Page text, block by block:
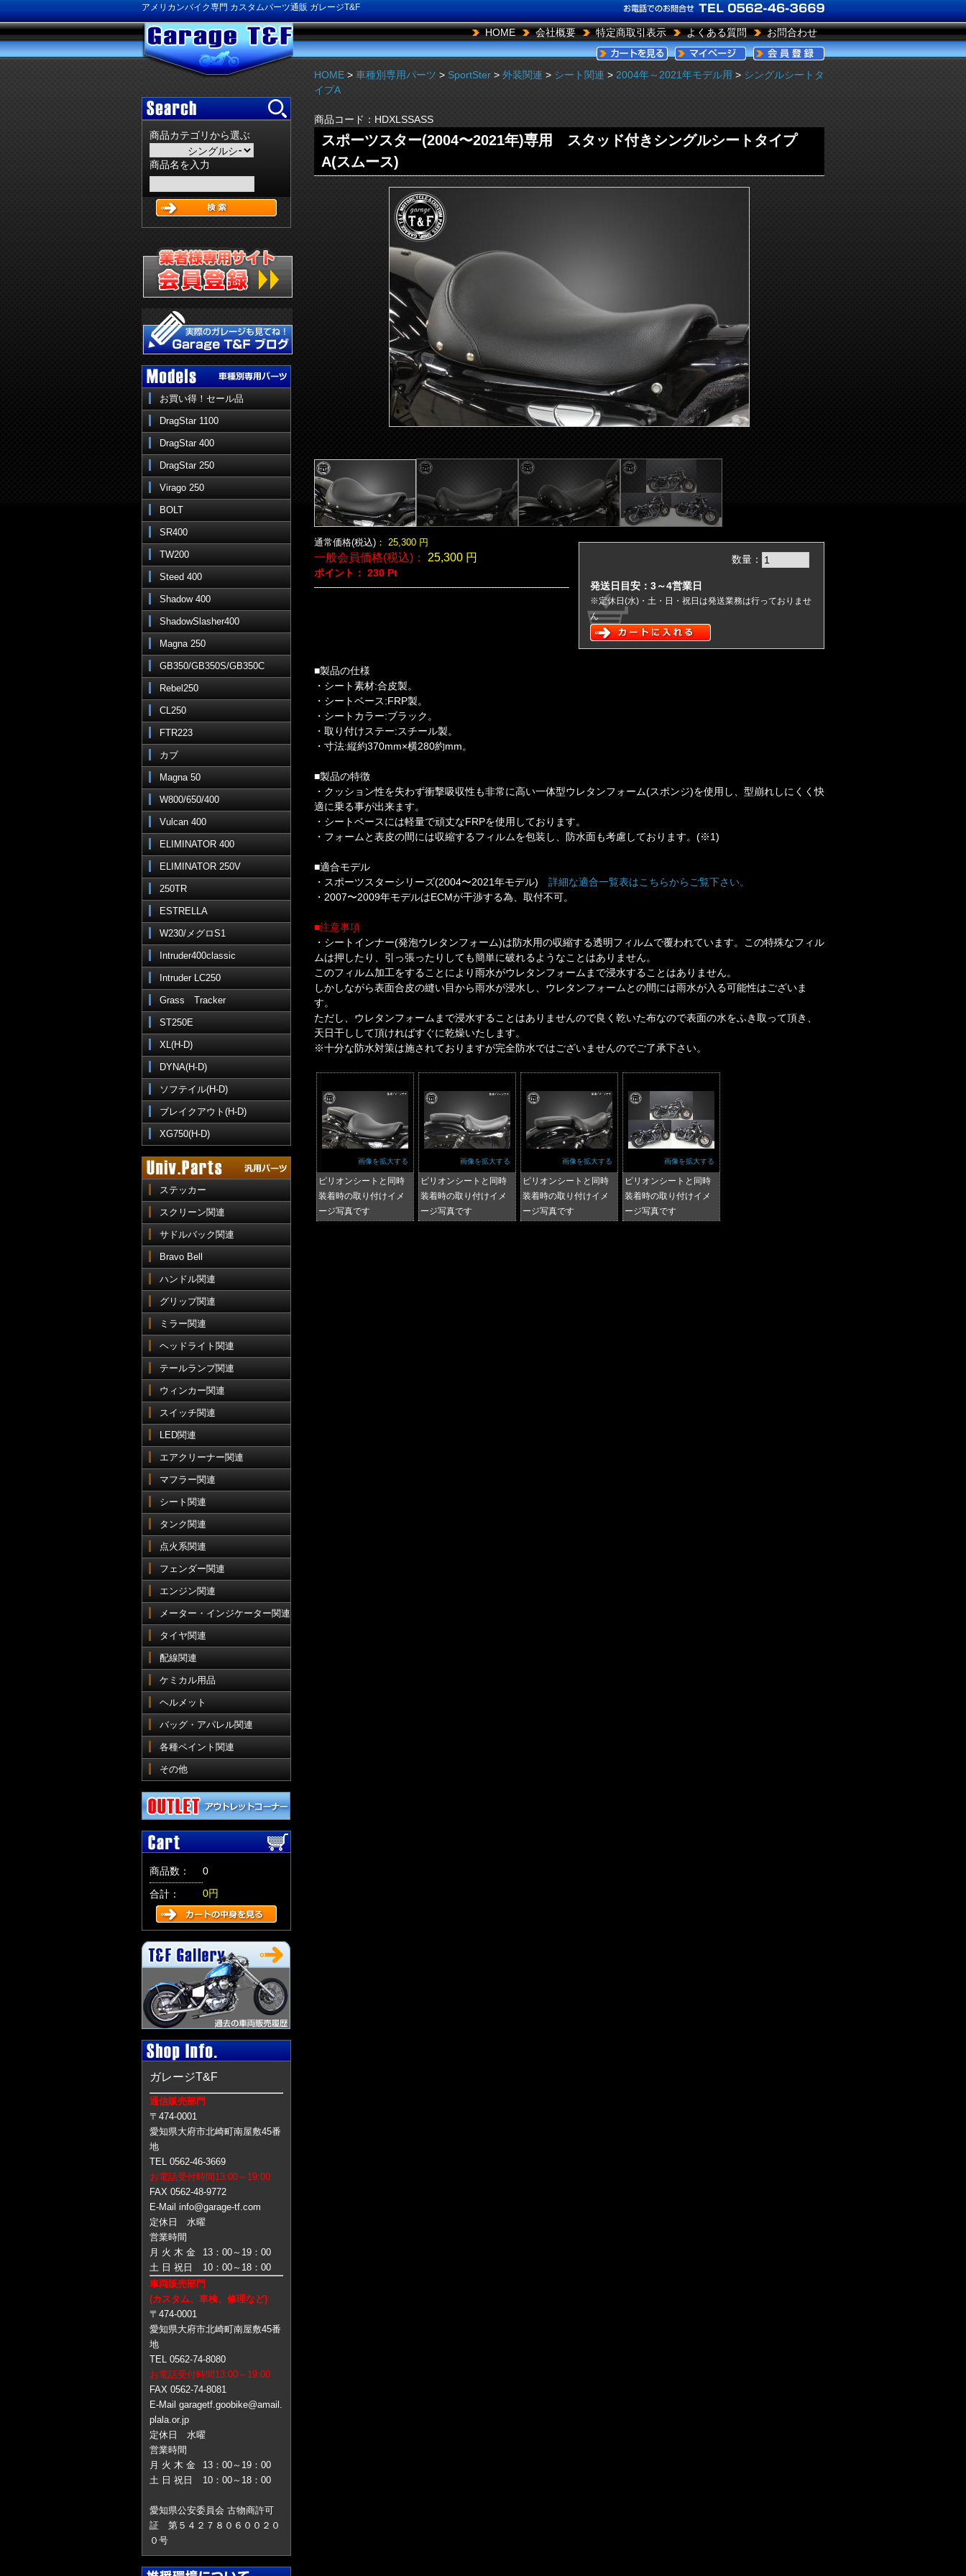
アメリカンバイク専門 カスタムパーツ通販 ガレージT&F
HOME 会社概要 特定商取引表示 よくある質問 お問合わせ
商品カテゴリから選ぶ
商品名を入力
お買い得！セール品
DragStar 1100
DragStar 400
DragStar 250
Virago 250
BOLT
SR400
TW200
Steed 400
Shadow 400
ShadowSlasher400
Magna 250
GB350/GB350S/GB350C
Rebel250
CL250
FTR223
カブ
Magna 50
W800/650/400
Vulcan 400
ELIMINATOR 400
ELIMINATOR 250V
250TR
ESTRELLA
W230/メグロS1
Intruder400classic
Intruder LC250
Grass Tracker
ST250E
XL(H-D)
DYNA(H-D)
ソフテイル(H-D)
ブレイクアウト(H-D)
XG750(H-D)
ステッカー
スクリーン関連
サドルバック関連
Bravo Bell
ハンドル関連
グリップ関連
ミラー関連
ヘッドライト関連
テールランプ関連
ウィンカー関連
スイッチ関連
LED関連
エアクリーナー関連
マフラー関連
シート関連
タンク関連
点火系関連
フェンダー関連
エンジン関連
メーター・インジケーター関連
タイヤ関連
配線関連
ケミカル用品
ヘルメット
バッグ・アパレル関連
各種ペイント関連
その他
商品数：
0
合計：
0円
ガレージT&F
通信販売部門
〒474-0001
愛知県大府市北崎町南屋敷45番
地
TEL 0562-46-3669
お電話受付時間13:00～19:00
FAX 0562-48-9772
E-Mail info@garage-tf.com
定休日 水曜
営業時間
月 火 木 金
13：00～19：00
土 日 祝日
10：00～18：00
車両販売部門
(カスタム、車検、修理など)
〒474-0001
愛知県大府市北崎町南屋敷45番
地
TEL 0562-74-8080
お電話受付時間13:00～19:00
FAX 0562-74-8081
E-Mail garagetf.goobike@amail.
plala.or.jp
定休日 水曜
営業時間
月 火 木 金
13：00～19：00
土 日 祝日
10：00～18：00
愛知県公安委員会 古物商許可
証 第５４２７８０６００２０
０号
HOME > 車種別専用パーツ > SportSter > 外装関連 > シート関連 > 2004年～2021年モデル用 > シングルシートタ
イプA
商品コード： HDXLSSASS
スポーツスター(2004〜2021年)専用 スタッド付きシングルシートタイプ
A(スムース)
通常価格(税込)： 25,300 円
一般会員価格(税込)： 25,300 円
ポイント： 230 Pt
数量：
発送日目安：3～4営業日
※定休日(水)・土・日・祝日は発送業務は行っておりませ
ん
■製品の仕様
・シート素材:合皮製。
・シートベース:FRP製。
・シートカラー:ブラック。
・取り付けステー:スチール製。
・寸法:縦約370mm×横280約mm。
■製品の特徴
・クッション性を失わず衝撃吸収性も非常に高い一体型ウレタンフォーム(スポンジ)を使用し、型崩れしにくく快
適に乗る事が出来ます。
・シートベースには軽量で頑丈なFRPを使用しております。
・フォームと表皮の間には収縮するフィルムを包装し、防水面も考慮しております。(※1)
■適合モデル
・スポーツスターシリーズ(2004〜2021年モデル) 詳細な適合一覧表はこちらからご覧下さい。
・2007〜2009年モデルはECMが干渉する為、取付不可。
■注意事項
・シートインナー(発泡ウレタンフォーム)は防水用の収縮する透明フィルムで覆われています。この特殊なフィル
ムは押したり、引っ張ったりしても簡単に破れるようなことはありません。
このフィルム加工をすることにより雨水がウレタンフォームまで浸水することはありません。
しかしながら表面合皮の縫い目から雨水が浸水し、ウレタンフォームとの間には雨水が入る可能性はございま
す。
ただし、ウレタンフォームまで浸水することはありませんので良く乾いた布なので表面の水をふき取って頂き、
天日干しして頂ければすぐに乾燥いたします。
※十分な防水対策は施されておりますが完全防水ではございませんのでご了承下さい。
画像を拡大する
ピリオンシートと同時
装着時の取り付けイメ
ージ写真です
画像を拡大する
ピリオンシートと同時
装着時の取り付けイメ
ージ写真です
画像を拡大する
ピリオンシートと同時
装着時の取り付けイメ
ージ写真です
画像を拡大する
ピリオンシートと同時
装着時の取り付けイメ
ージ写真です